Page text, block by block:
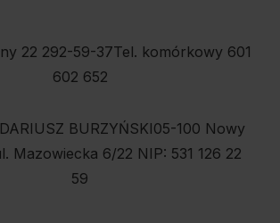
22 292-59-37Tel. komórkowy 601
602 652
BURZYŃSKI05-100 Nowy
Mazowiecka 6/22 NIP: 531 126 22
59